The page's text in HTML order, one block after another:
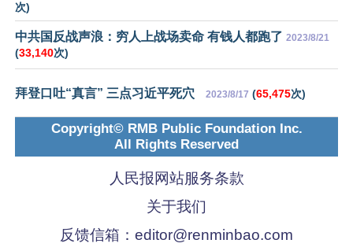
次)
中共国反战声浪：穷人上战场卖命 有钱人都跑了 2023/8/21
(33,140次)
拜登口吐“真言” 三点习近平死穴 2023/8/17 (65,475次)
Copyright© RMB Public Foundation Inc.
All Rights Reserved
人民报网站服务条款
关于我们
反馈信箱： editor@renminbao.com